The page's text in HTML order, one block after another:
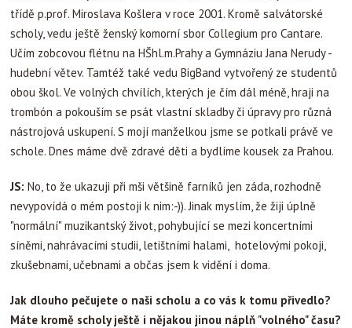
třídě p.prof. Miroslava Košlera v roce 2001. Kromě salvátorské
scholy, vedu ještě ženský komorní sbor Collegium pro Cantare.
Učím zobcovou flétnu na HŠhl.m.Prahy a Gymnáziu Jana Nerudy -
hudební větev. Tamtéž také vedu BigBand vytvořený ze studentů
obou škol. Ve volných chvílích, kterých je čím dál méně, hraji na
trombón a pokouším se psát vlastní skladby či úpravy pro různá
nástrojová uskupení. S mojí manželkou jsme se potkali právě ve
schole. Dnes máme dvě zdravé děti a bydlíme kousek za Prahou.
JS: No, to že ukazuji při mši většině farníků jen záda, rozhodně
nevypovídá o mém postoji k nim:-)). Jinak myslím, že žiji úplně
"normální" muzikantský život, pohybující se mezi koncertními
síněmi, nahrávacími studii, letištními halami, hotelovými pokoji,
zkušebnami, učebnami a občas jsem k vidění i doma.
Jak dlouho pečujete o naši scholu a co vás k tomu přivedlo?
Máte kromě scholy ještě i nějakou jinou náplň "volného" času?